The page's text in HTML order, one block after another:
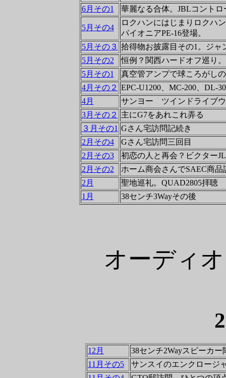
6月その1
華麗なる合体。JBLコントロ
5月その4
ロクハンにはじまりロクハ
パイオニアPE-16登場。
5月その３ 拾得物お披露目その1。ジャ
5月その2
恒例？関西ハードオフ巡り
5月その1
真空管アンプで球ころがし
4月その２ EPC-U1200、MC-200、DL-
4月
サンヨー ツインドライブ
3月その２
主にG7をあれこれ弄る
３月その1 Gさん宅訪問記続き
2月その4
Gさん宅訪問三回目
2月その3
初恋の人と再会？ビクター
2月その2
ホーム商会さんでSAEC商品
2月
聖地巡礼。QUAD2805拝聴
1月
38センチ3Wayその後
オーディ
12月
38センチ2Wayスピーカー
11月その5
サンスイのエンクロージ